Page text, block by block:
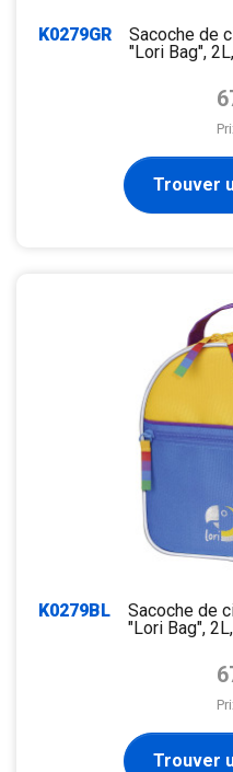
K0279GR
Sacoche de
"Lori Bag",
Trouver
K0279BL
Sacoche de
"Lori Bag",
Trouver